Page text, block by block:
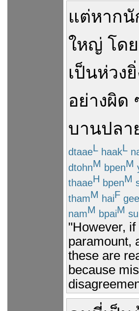
แต่หากนั
ใหญ่ โดย
เป็นห่วง
อย่างผิด
บานปลา
dtaaeL haakL
dtohnM bpenM
thaaeH bpenM
thamM haiF
namM bpaiM
"However,
paramount,
these are
because